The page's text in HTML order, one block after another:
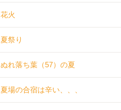
花火
夏祭り
ぬれ落ち葉（57）の夏
夏場の合宿は辛い、、、